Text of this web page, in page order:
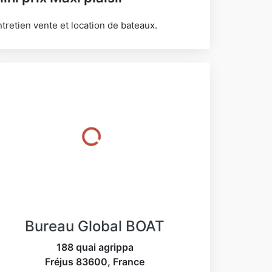
vente et location de bateaux.
Bureau Global BOAT
188 quai agrippa
Fréjus 83600, France